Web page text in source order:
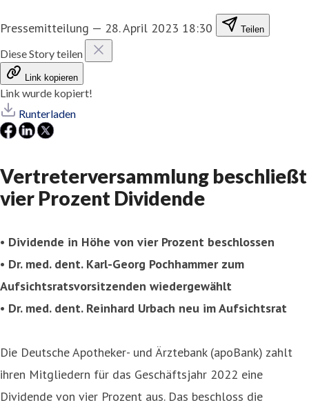
Pressemitteilung — 28. April 2023 18:30 Teilen
Diese Story teilen
Link kopieren
Link wurde kopiert!
Runterladen
Vertreterversammlung beschließt
vier Prozent Dividende
• Dividende in Höhe von vier Prozent beschlossen
• Dr. med. dent. Karl-Georg Pochhammer zum
Aufsichtsratsvorsitzenden wiedergewählt
• Dr. med. dent. Reinhard Urbach neu im Aufsichtsrat
Die Deutsche Apotheker- und Ärztebank (apoBank) zahlt
ihren Mitgliedern für das Geschäftsjahr 2022 eine
Dividende von vier Prozent aus. Das beschloss die